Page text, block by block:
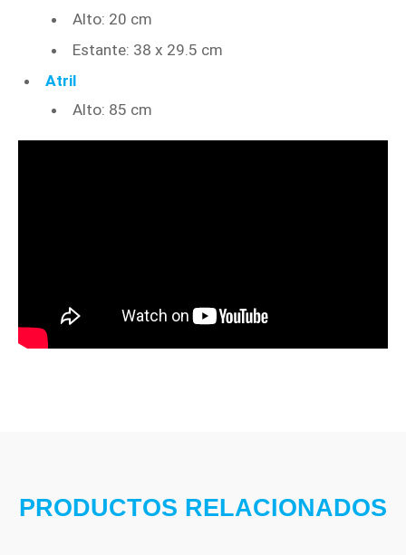
Alto: 20 cm
Estante: 38 x 29.5 cm
Atril
Alto: 85 cm
PRODUCTOS RELACIONADOS